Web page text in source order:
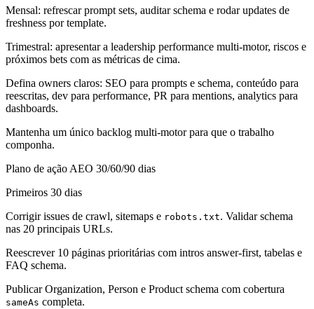
Mensal: refrescar prompt sets, auditar schema e rodar updates de
freshness por template.
Trimestral: apresentar a leadership performance multi-motor, riscos e
próximos bets com as métricas de cima.
Defina owners claros: SEO para prompts e schema, conteúdo para
reescritas, dev para performance, PR para mentions, analytics para
dashboards.
Mantenha um único backlog multi-motor para que o trabalho
componha.
Plano de ação AEO 30/60/90 dias
Primeiros 30 dias
Corrigir issues de crawl, sitemaps e robots.txt. Validar schema
nas 20 principais URLs.
Reescrever 10 páginas prioritárias com intros answer-first, tabelas e
FAQ schema.
Publicar Organization, Person e Product schema com cobertura
sameAs completa.